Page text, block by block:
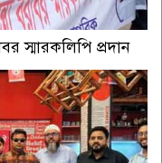
স্মারকলিপি প্রদান